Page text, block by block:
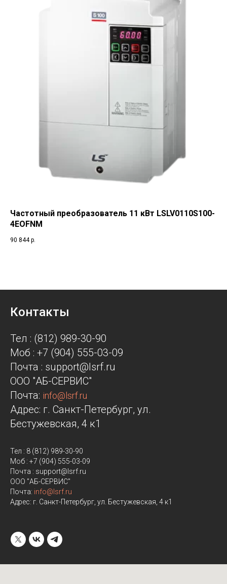
Частотный преобразователь 11 кВт LSLV0110S100-
4EOFNM
90 844 р.
Контакты
Тел : (812) 989-30-90
Моб : +7 (904) 555-03-09
Почта : support@lsrf.ru
ООО "АБ-СЕРВИС"
Почта: info@lsrf.ru
Адрес: г. Санкт-Петербург, ул.
Бестужевская, 4 к1
Тел : 8 (812) 989-30-90
Моб : +7 (904) 555-03-09
Почта : support@lsrf.ru
ООО "АБ-СЕРВИС"
Почта: info@lsrf.ru
Адрес: г. Санкт-Петербург, ул. Бестужевская, 4 к1